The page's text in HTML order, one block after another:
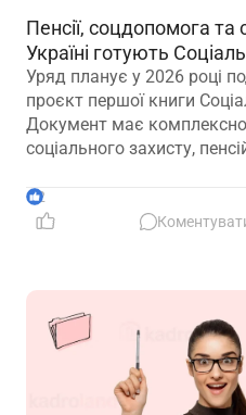
Пенсії, соцдопомога та
Україні готують
Уряд планує у 2026 році
проєкт першої книги
Документ має
соціального захисту,
близько 100 законодавчих
2